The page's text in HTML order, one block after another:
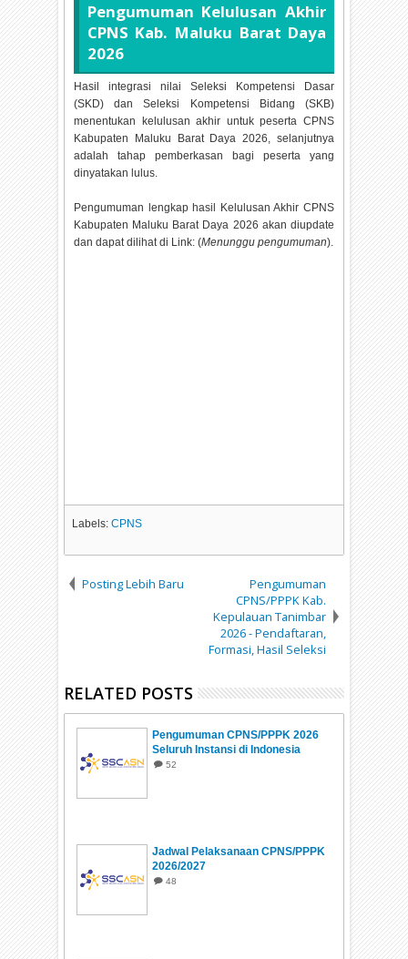
Pengumuman Kelulusan Akhir
CPNS Kab. Maluku Barat Daya
2026
Hasil integrasi nilai Seleksi Kompetensi Dasar
(SKD) dan Seleksi Kompetensi Bidang (SKB)
menentukan kelulusan akhir untuk peserta CPNS
Kabupaten Maluku Barat Daya 2026, selanjutnya
adalah tahap pemberkasan bagi peserta yang
dinyatakan lulus.
Pengumuman lengkap hasil Kelulusan Akhir CPNS
Kabupaten Maluku Barat Daya 2026 akan diupdate
dan dapat dilihat di Link: (Menunggu pengumuman).
Labels:CPNS
Posting Lebih Baru
Pengumuman
CPNS/PPPK Kab.
Kepulauan Tanimbar
2026 - Pendaftaran,
Formasi, Hasil Seleksi
RELATED POSTS
Pengumuman CPNS/PPPK 2026
Seluruh Instansi di Indonesia
52
Jadwal Pelaksanaan CPNS/PPPK
2026/2027
48